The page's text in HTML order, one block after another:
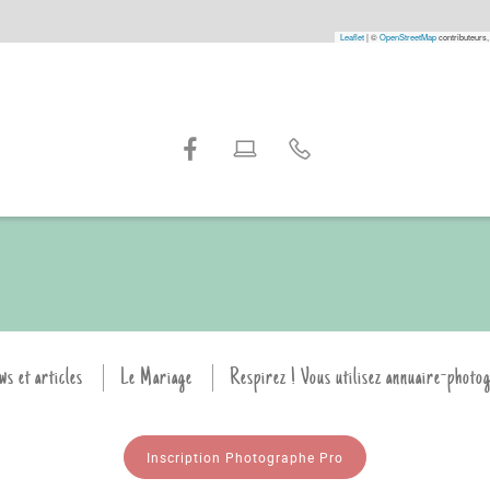
Leaflet|©OpenStreetMap
et articles Le Mariage Respirez ! Vous utilisez annuaire-
Inscription Photographe Pro